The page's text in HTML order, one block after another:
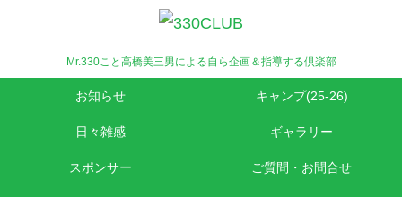
Mr.330こと高橋美三男による自ら企画＆指導する倶楽部
お知らせ キャンプ(25-26)
日々雑感 ギャラリー
スポンサー ご質問・お問合せ